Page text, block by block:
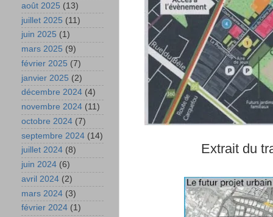
Extrait du
août 2025 (13)
juillet 2025 (11)
juin 2025 (1)
mars 2025 (9)
février 2025 (7)
janvier 2025 (2)
décembre 2024 (4)
novembre 2024 (11)
octobre 2024 (7)
septembre 2024 (14)
juillet 2024 (8)
juin 2024 (6)
avril 2024 (2)
mars 2024 (3)
février 2024 (1)